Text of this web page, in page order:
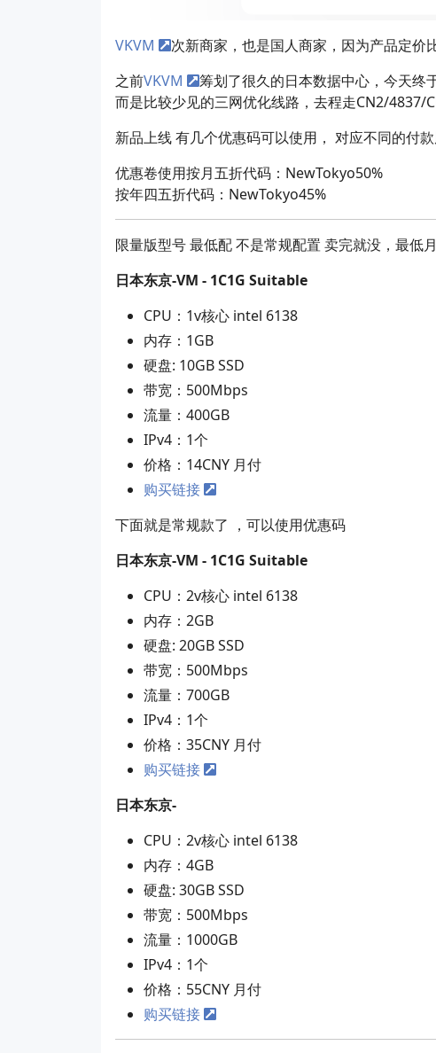
VKVM
次新商家，也是国人商家，因为产品定价
之前VKVM 筹划了很久的日本数据中心，今天终
而是比较少见的三网优化线路，去程走CN2/4837/
新品上线 有几个优惠码可以使用， 对应不同的付款
优惠卷使用按月五折代码：NewTokyo50%
按年四五折代码：NewTokyo45%
限量版型号 最低配 不是常规配置 卖完就没，最低月
日本东京-VM - 1C1G Suitable
CPU：1v核心 intel 6138
内存：1GB
硬盘: 10GB SSD
带宽：500Mbps
流量：400GB
IPv4：1个
价格：14CNY 月付
购买链接
下面就是常规款了 ，可以使用优惠码
日本东京-VM - 1C1G Suitable
CPU：2v核心 intel 6138
内存：2GB
硬盘: 20GB SSD
带宽：500Mbps
流量：700GB
IPv4：1个
价格：35CNY 月付
购买链接
日本东京-
CPU：2v核心 intel 6138
内存：4GB
硬盘: 30GB SSD
带宽：500Mbps
流量：1000GB
IPv4：1个
价格：55CNY 月付
购买链接